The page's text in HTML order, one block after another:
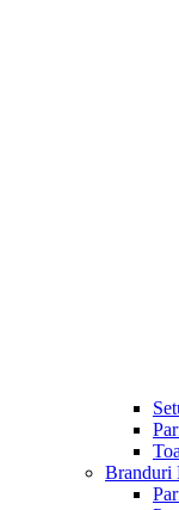
Branduri